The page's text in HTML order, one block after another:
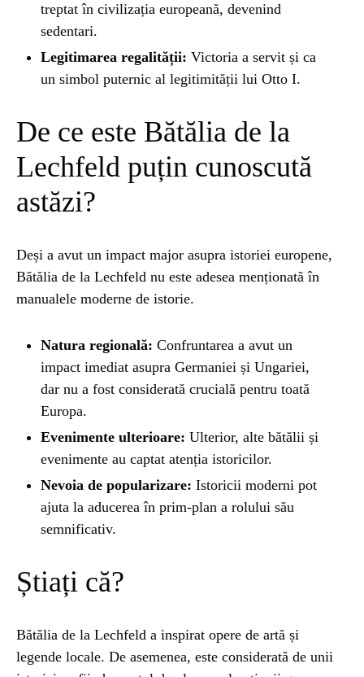
treptat în civilizația europeană, devenind
sedentari.
Legitimarea regalității: Victoria a servit și ca
un simbol puternic al legitimității lui Otto I.
De ce este Bătălia de la
Lechfeld puțin cunoscută
astăzi?
Deși a avut un impact major asupra istoriei europene,
Bătălia de la Lechfeld nu este adesea menționată în
manualele moderne de istorie.
Natura regională: Confruntarea a avut un
impact imediat asupra Germaniei și Ungariei,
dar nu a fost considerată crucială pentru toată
Europa.
Evenimente ulterioare: Ulterior, alte bătălii și
evenimente au captat atenția istoricilor.
Nevoia de popularizare: Istoricii moderni pot
ajuta la aducerea în prim-plan a rolului său
semnificativ.
Știați că?
Bătălia de la Lechfeld a inspirat opere de artă și
legende locale. De asemenea, este considerată de unii
BLOG
Espressor paduri Senseo blocat?Afla cum îl
poti debloca
1 year ago
Ai simțit vreodată deja-vu? Află de ce se
întâmplă